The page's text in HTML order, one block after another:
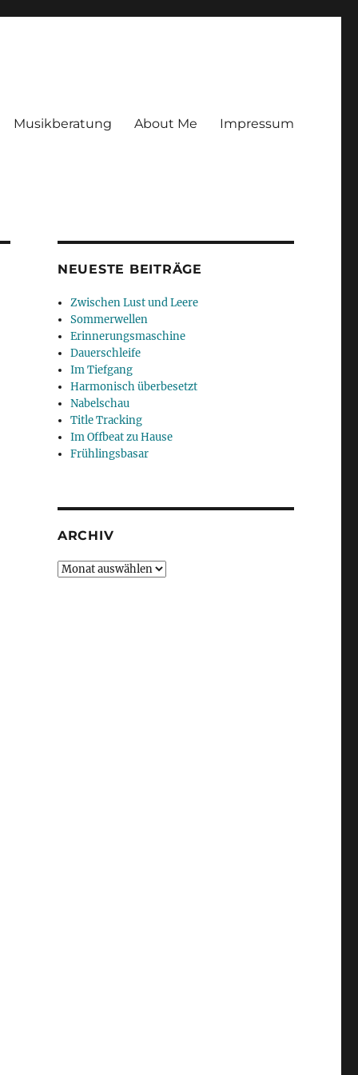
Musikberatung About Me Impressum
NEUESTE BEITRÄGE
Zwischen Lust und Leere
Sommerwellen
Erinnerungsmaschine
Dauerschleife
Im Tiefgang
Harmonisch überbesetzt
Nabelschau
Title Tracking
Im Offbeat zu Hause
Frühlingsbasar
ARCHIV
Archiv